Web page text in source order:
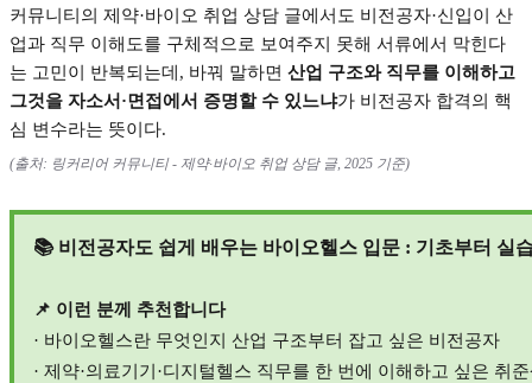
커뮤니티의 제약·바이오 취업 상담 글에서도 비전공자·신입이 산
업과 직무 이해도를 구체적으로 보여주지 못해 서류에서 막힌다
는 고민이 반복되는데 , 바꿔 말하면 산업 구조와 직무를 이해하고
그것을 자소서 ·면접에서 증명할 수 있느냐가 비전공자 합격의 핵
심 변수라는 뜻이다.
(출처: 링커리어 커뮤니티- 제약·바이오 취업 상담 글, 2025 기준)
📚 비전공자도 쉽게 배우는 바이오헬스 입문 : 기초부터 실
📌 이런 분께 추천합니다
· 바이오헬스란 무엇인지 산업 구조부터 잡고 싶은 비전공자
· 제약·의료기기 ·디지털헬스 직무를 한 번에 이해하고 싶은 취